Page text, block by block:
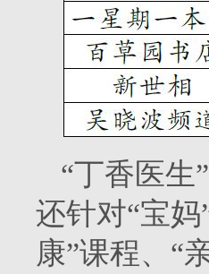
“丁香医生
还针对“宝
康”课程、“